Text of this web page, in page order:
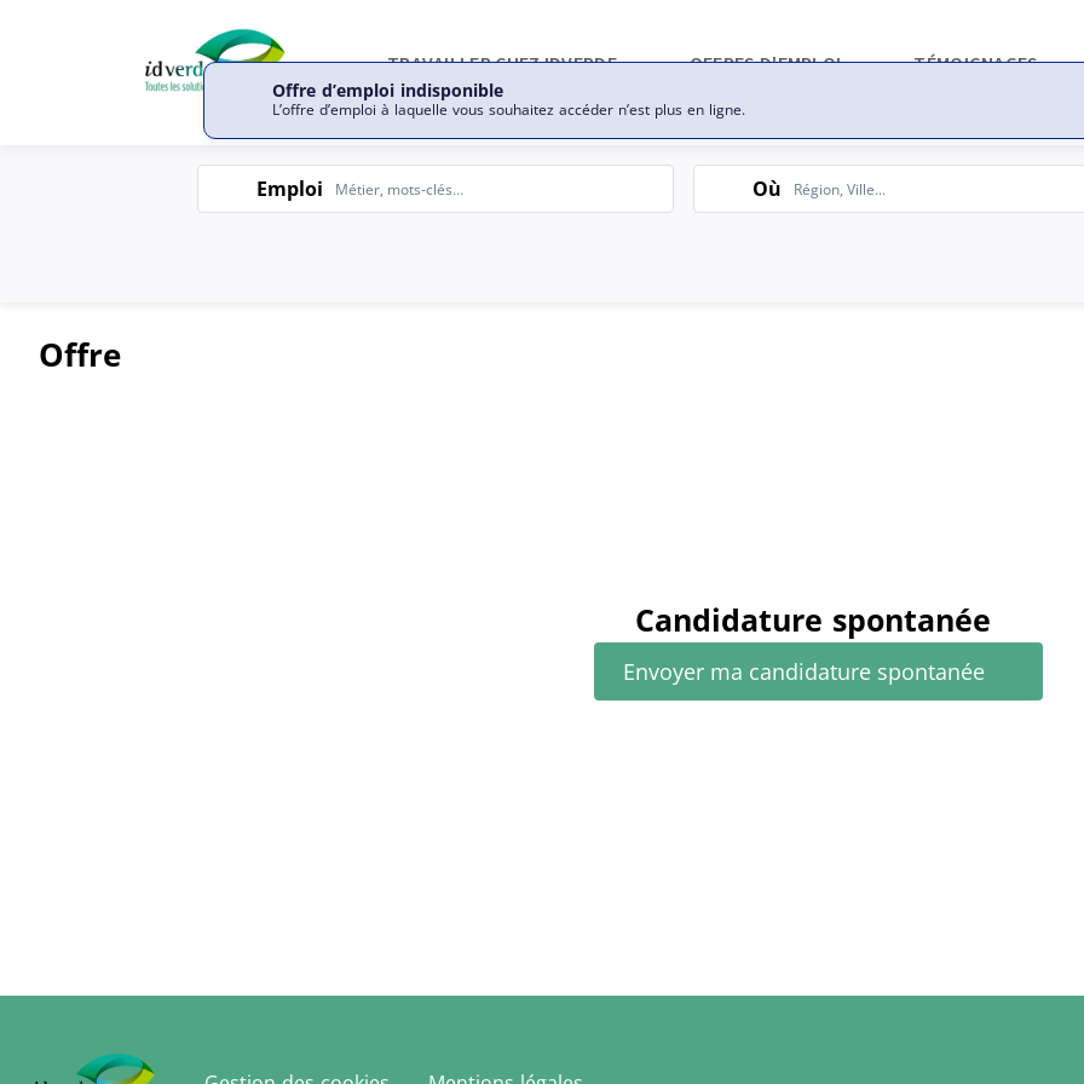
Offre d’emploi indisponible
L’offre d’emploi à laquelle vous souhaitez accéder n’est plus en ligne.
EmploiEmploi Search
Où
Offre
Candidature spontanée
Envoyer ma candidature spontanée